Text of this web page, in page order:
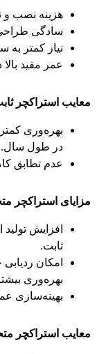
هزینه نصب و
سادگی
نیاز کمتر به
عمر مفید
معایب استراکچر
بهره‌وری
در طول سال.
عدم تطابق
مزایای استراکچر
ثابت.
امکان
بهره‌وری
بهینه‌سازی
معایب استراکچر